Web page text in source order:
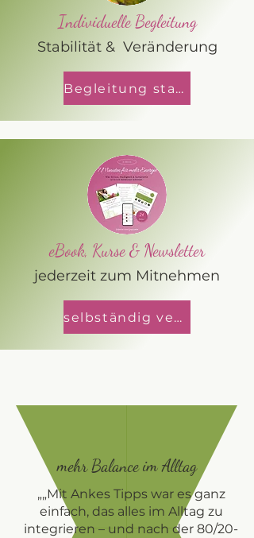
Individuelle Begleitung
Stabilität & Veränderung
Begleitung starten
eBook, Kurse & Newsletter
jederzeit zum Mitnehmen
selbständig vertiefen
mehr Balance im Alltag
„„Mit Ankes Tipps war es ganz
einfach, das alles im Alltag zu
integrieren – und nach der 80/20-